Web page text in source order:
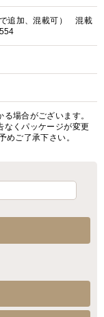
追加、混載可） 混載
場合がございます。
くパッケージが変更
めご了承下さい。